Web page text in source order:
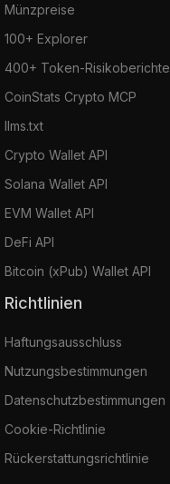
Münzpreise
100+ Explorer
400+ Token-Risikoberichte
CoinStats Crypto MCP
llms.txt
Crypto Wallet API
Solana Wallet API
EVM Wallet API
DeFi API
Bitcoin (xPub) Wallet API
Richtlinien
Haftungsausschluss
Nutzungsbestimmungen
Datenschutzbestimmungen
Cookie-Richtlinie
Rückerstattungsrichtlinie